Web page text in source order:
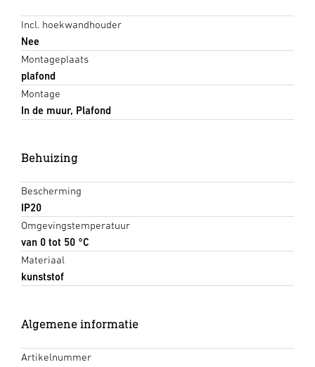
Incl. hoekwandhouder
Nee
Montageplaats
plafond
Montage
In de muur, Plafond
Behuizing
Bescherming
IP20
Omgevingstemperatuur
van 0 tot 50 °C
Materiaal
kunststof
Algemene informatie
Artikelnummer